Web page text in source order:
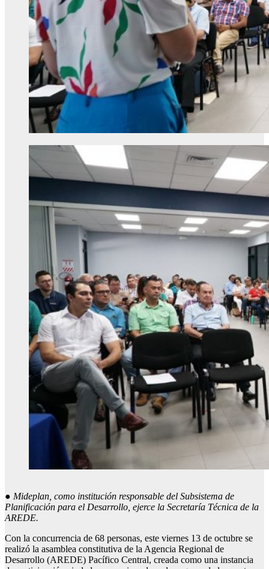
● Mideplan, como institución responsable del Subsistema de
Planificación para el Desarrollo, ejerce la Secretaría Técnica de la
AREDE.
Con la concurrencia de 68 personas, este viernes 13 de octubre se
realizó la asamblea constitutiva de la Agencia Regional de
Desarrollo (AREDE) Pacífico Central, creada como una instancia